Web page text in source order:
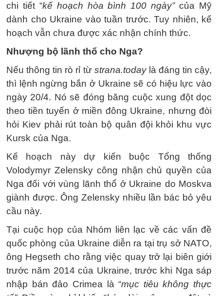
chi tiết “kế hoạch hòa bình 100 ngày”của Mỹ
dành cho Ukraine vào tuần trước. Tuy nhiên, kế
hoạch vẫn chưa được xác nhận chính thức.
Nhượng bộ lãnh thổ cho Nga?
Nếu thông tin rò rỉ từ strana.todaylà đáng tin cậy,
thì lệnh ngừng bắn ở Ukraine sẽ có hiệu lực vào
ngày 20/4. Nó sẽ đóng băng cuộc xung đột dọc
theo tiền tuyến ở miền đông Ukraine, nhưng đòi
hỏi Kiev phải rút toàn bộ quân đội khỏi khu vực
Kursk của Nga.
Kế hoạch này dự kiến ​​buộc Tổng thống
Volodymyr Zelensky công nhận chủ quyền của
Nga đối với vùng lãnh thổ ở Ukraine do Moskva
giành được. Ông Zelensky nhiều lần bác bỏ yêu
cầu này.
Tại cuộc họp của Nhóm liên lạc về các vấn đề
quốc phòng của Ukraine diễn ra tại trụ sở NATO,
ông Hegseth cho rằng việc quay trở lại biên giới
trước năm 2014 của Ukraine, trước khi Nga sáp
nhập bán đảo Crimea là “mục tiêu không thực